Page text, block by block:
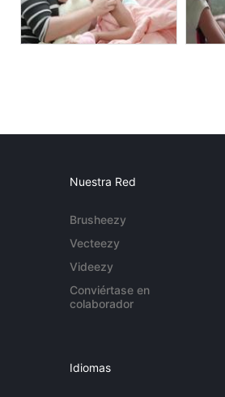
Nuestra Red
Brusheezy
Vecteezy
Videezy
Conviértase en
colaborador
Idiomas